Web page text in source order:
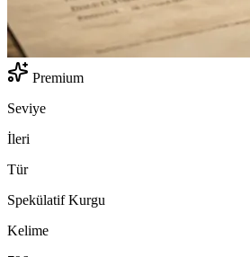
Premium
Seviye
İleri
Tür
Spekülatif Kurgu
Kelime